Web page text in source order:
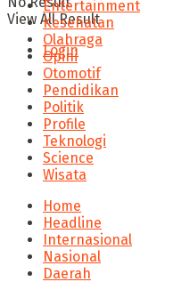
View All Result
Login
Entertainment
Kesehatan
Olahraga
Opini
Otomotif
Pendidikan
Politik
Profile
Teknologi
Science
Wisata
Home
Headline
Internasional
Nasional
Daerah